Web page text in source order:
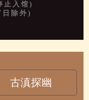
入馆)
日除外)
古滇探幽